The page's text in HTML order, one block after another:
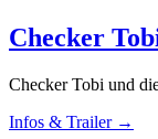
Checker
Checker Tobi und
Infos & Trailer →